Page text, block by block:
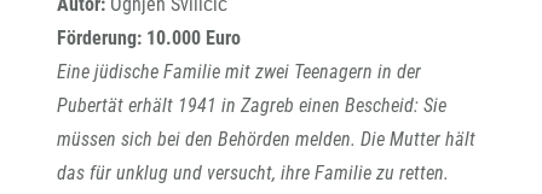
Förderung: 10.000 Euro
Eine jüdische Familie mit zwei Teenagern in der
Pubertät erhält 1941 in Zagreb einen Bescheid: Sie
müssen sich bei den Behörden melden. Die Mutter hält
das für unklug und versucht, ihre Familie zu retten.